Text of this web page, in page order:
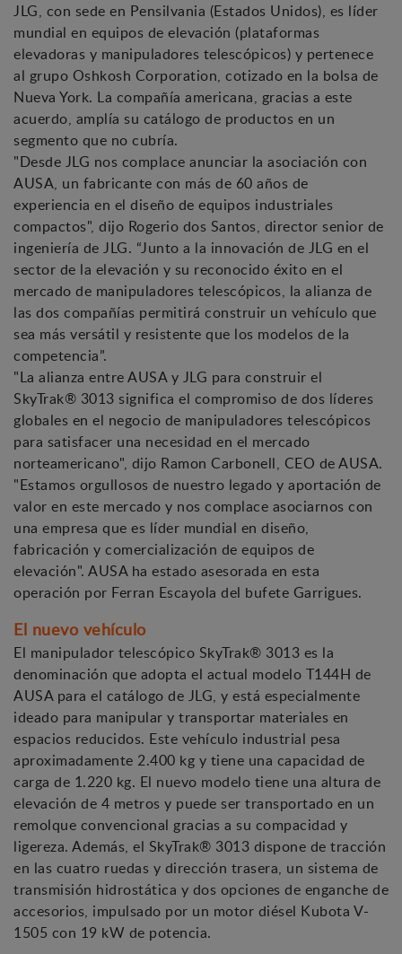
JLG, con sede en Pensilvania (Estados Unidos), es líder
mundial en equipos de elevación (plataformas
elevadoras y manipuladores telescópicos) y pertenece
al grupo Oshkosh Corporation, cotizado en la bolsa de
Nueva York. La compañía americana, gracias a este
acuerdo, amplía su catálogo de productos en un
segmento que no cubría.
"Desde JLG nos complace anunciar la asociación con
AUSA, un fabricante con más de 60 años de
experiencia en el diseño de equipos industriales
compactos", dijo Rogerio dos Santos, director senior de
ingeniería de JLG. “Junto a la innovación de JLG en el
sector de la elevación y su reconocido éxito en el
mercado de manipuladores telescópicos, la alianza de
las dos compañías permitirá construir un vehículo que
sea más versátil y resistente que los modelos de la
competencia”.
"La alianza entre AUSA y JLG para construir el
SkyTrak® 3013 significa el compromiso de dos líderes
globales en el negocio de manipuladores telescópicos
para satisfacer una necesidad en el mercado
norteamericano", dijo Ramon Carbonell, CEO de AUSA.
"Estamos orgullosos de nuestro legado y aportación de
valor en este mercado y nos complace asociarnos con
una empresa que es líder mundial en diseño,
fabricación y comercialización de equipos de
elevación". AUSA ha estado asesorada en esta
operación por Ferran Escayola del bufete Garrigues.
El nuevo vehículo
El manipulador telescópico SkyTrak® 3013 es la
denominación que adopta el actual modelo T144H de
AUSA para el catálogo de JLG, y está especialmente
ideado para manipular y transportar materiales en
espacios reducidos. Este vehículo industrial pesa
aproximadamente 2.400 kg y tiene una capacidad de
carga de 1.220 kg. El nuevo modelo tiene una altura de
elevación de 4 metros y puede ser transportado en un
remolque convencional gracias a su compacidad y
ligereza. Además, el SkyTrak® 3013 dispone de tracción
en las cuatro ruedas y dirección trasera, un sistema de
transmisión hidrostática y dos opciones de enganche de
accesorios, impulsado por un motor diésel Kubota V-
1505 con 19 kW de potencia.